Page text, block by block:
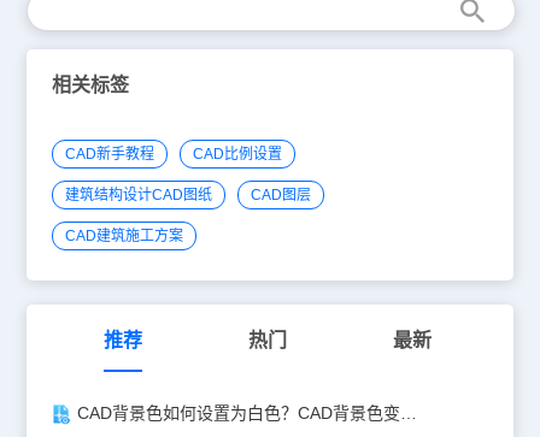
能找不到打印设备， 如果在页面设置中可以选择 Default Windows
System Printer，使用默认的系统打印驱动，这样图纸复制到任何机
器上都会自动使用当前机器的默认系统打印驱动，不会出现找不到打
印设备的情况，如下图所示： 在国产CAD——浩辰CAD绘图软件
中，关于CAD软件打印机添加的操作，可以方便我们打印图纸，灵活
下载一些CAD教程来使用。
相关标签
CAD新手教程 CAD比例设置
建筑结构设计CAD图纸 CAD图层
CAD建筑施工方案
推荐 热门 最新
CAD背景色如何设置为白色？CAD背景色变白实操指南